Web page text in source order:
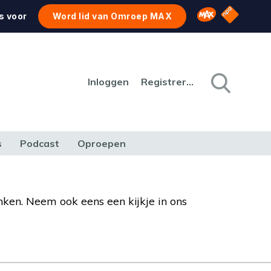
voor Word lid van Omroep MAX Omroep MAX
NPO
Inloggen Registreren
Podcast Oproepen
Neem ook eens een kijkje in ons